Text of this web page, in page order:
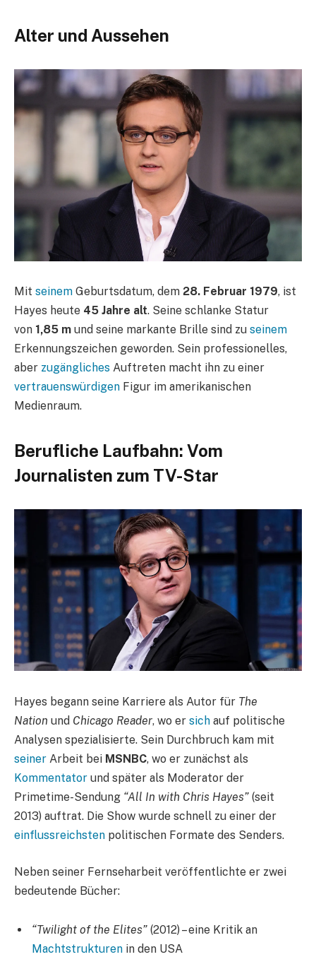
Alter und Aussehen
Mit seinem Geburtsdatum, dem 28. Februar 1979, ist
Hayes heute 45 Jahre alt. Seine schlanke Statur
von 1,85 m und seine markante Brille sind zu seinem
Erkennungszeichen geworden. Sein professionelles,
aber zugängliches Auftreten macht ihn zu einer
vertrauenswürdigen Figur im amerikanischen
Medienraum.
Berufliche Laufbahn: Vom
Journalisten zum TV-Star
Hayes begann seine Karriere als Autor für The
Nation und Chicago Reader, wo er sich auf politische
Analysen spezialisierte. Sein Durchbruch kam mit
seiner Arbeit bei MSNBC, wo er zunächst als
Kommentator und später als Moderator der
Primetime-Sendung “All In with Chris Hayes” (seit
2013) auftrat. Die Show wurde schnell zu einer der
einflussreichsten politischen Formate des Senders.
Neben seiner Fernseharbeit veröffentlichte er zwei
bedeutende Bücher:
“Twilight of the Elites” (2012) – eine Kritik an
Machtstrukturen in den USA